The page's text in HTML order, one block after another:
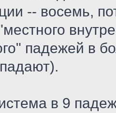
-- восемь,
падежей в
в 9